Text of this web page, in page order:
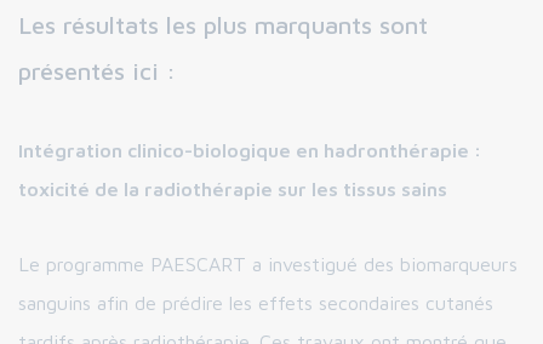
Les résultats les plus marquants sont
présentés ici :
Intégration clinico-biologique en hadronthérapie :
toxicité de la radiothérapie sur les tissus sains
Le programme PAESCART a investigué des biomarqueurs
sanguins afin de prédire les effets secondaires cutanés